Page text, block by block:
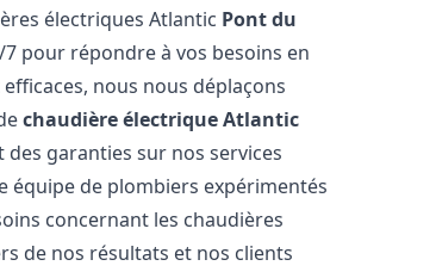
électriques Atlantic Pont du
pour répondre à vos besoins en
nous nous déplaçons
chaudière électrique Atlantic
garanties sur nos services
de plombiers expérimentés
concernant les chaudières
de nos résultats et nos clients